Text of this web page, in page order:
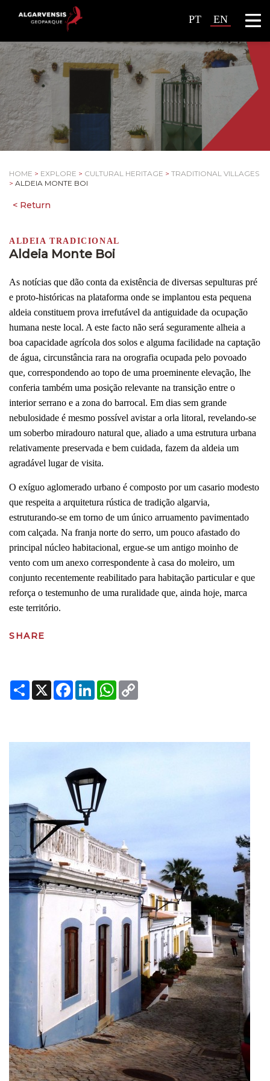
PT EN
HOME > EXPLORE > CULTURAL HERITAGE > TRADITIONAL VILLAGES
> ALDEIA MONTE BOI
ALDEIA TRADICIONAL
Aldeia Monte Boi
As notícias que dão conta da existência de diversas sepulturas pré
e proto-históricas na plataforma onde se implantou esta pequena
aldeia constituem prova irrefutável da antiguidade da ocupação
humana neste local. A este facto não será seguramente alheia a
boa capacidade agrícola dos solos e alguma facilidade na captação
de água, circunstância rara na orografia ocupada pelo povoado
que, correspondendo ao topo de uma proeminente elevação, lhe
conferia também uma posição relevante na transição entre o
interior serrano e a zona do barrocal. Em dias sem grande
nebulosidade é mesmo possível avistar a orla litoral, revelando-se
um soberbo miradouro natural que, aliado a uma estrutura urbana
relativamente preservada e bem cuidada, fazem da aldeia um
agradável lugar de visita.
O exíguo aglomerado urbano é composto por um casario modesto
que respeita a arquitetura rústica de tradição algarvia,
estruturando-se em torno de um único arruamento pavimentado
com calçada. Na franja norte do serro, um pouco afastado do
principal núcleo habitacional, ergue-se um antigo moinho de
vento com um anexo correspondente à casa do moleiro, um
conjunto recentemente reabilitado para habitação particular e que
reforça o testemunho de uma ruralidade que, ainda hoje, marca
este território.
SHARE
Share
X Facebook
LinkedInWhatsApp